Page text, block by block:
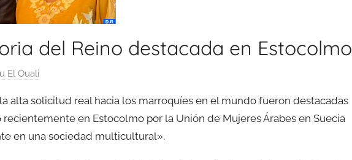
del Reino destacada en Estocolmo
El Ouali
alta solicitud real hacia los marroquíes en el mundo fueron destacadas
en Estocolmo por la Unión de Mujeres Árabes en Suecia
en una sociedad multicultural».